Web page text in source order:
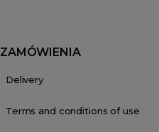
ZAMÓWIENIA
Delivery
Terms and conditions of use